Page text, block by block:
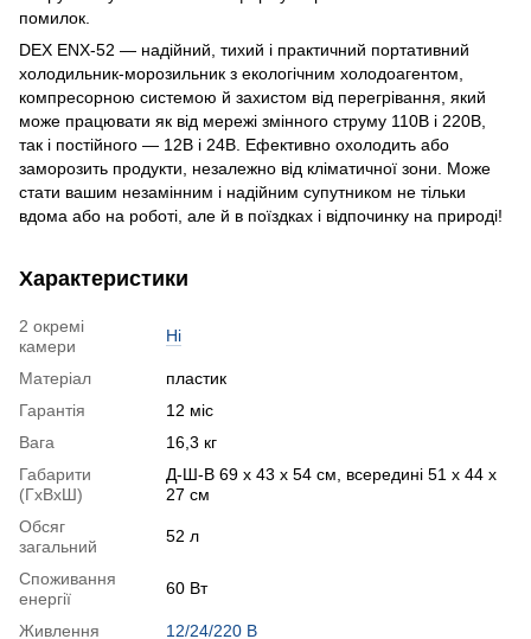
помилок.
DEX ENX-52 — надійний, тихий і практичний портативний
холодильник-морозильник з екологічним холодоагентом,
компресорною системою й захистом від перегрівання, який
може працювати як від мережі змінного струму 110В і 220В,
так і постійного — 12В і 24В. Ефективно охолодить або
заморозить продукти, незалежно від кліматичної зони. Може
стати вашим незамінним і надійним супутником не тільки
вдома або на роботі, але й в поїздках і відпочинку на природі!
Характеристики
2 окремі
камери
Ні
Матеріал
пластик
Гарантія
12 міс
Вага
16,3 кг
Габарити
(ГхВхШ)
Д-Ш-В 69 х 43 х 54 см, всередині 51 х 44 х
27 см
Обсяг
загальний
52 л
Споживання
енергії
60 Вт
Живлення
12/24/220 В